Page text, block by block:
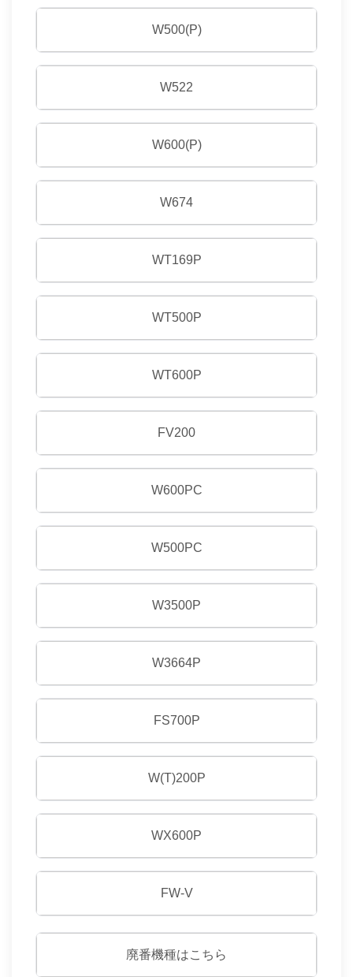
W500(P)
W522
W600(P)
W674
WT169P
WT500P
WT600P
FV200
W600PC
W500PC
W3500P
W3664P
FS700P
W(T)200P
WX600P
FW-V
廃番機種はこちら